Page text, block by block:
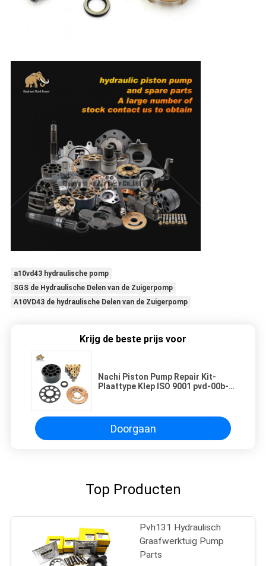
a10vd43 hydraulische pomp
SGS de Hydraulische Delen van de Zuigerpomp
A10VD43 de hydraulische Delen van de Zuigerpomp
Krijg de beste prijs voor
Nachi Piston Pump Repair Kit-
Plaattype Klep ISO 9001 pvd-00b-
Doorgaan
Top Producten
Pvh131 Hydraulisch
Graafwerktuig Pump
Parts